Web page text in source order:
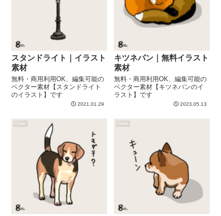
スタンドライト｜イラスト
素材
無料・商用利用OK、編集可能の
ベクター素材【スタンドライト
のイラスト】です
2021.01.29
キツネパン｜無料イラスト
素材
無料・商用利用OK、編集可能の
ベクター素材【キツネパンのイ
ラスト】です
2023.05.13
Other Other